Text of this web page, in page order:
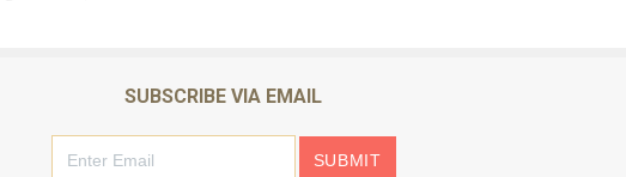
SUBSCRIBE VIA EMAIL